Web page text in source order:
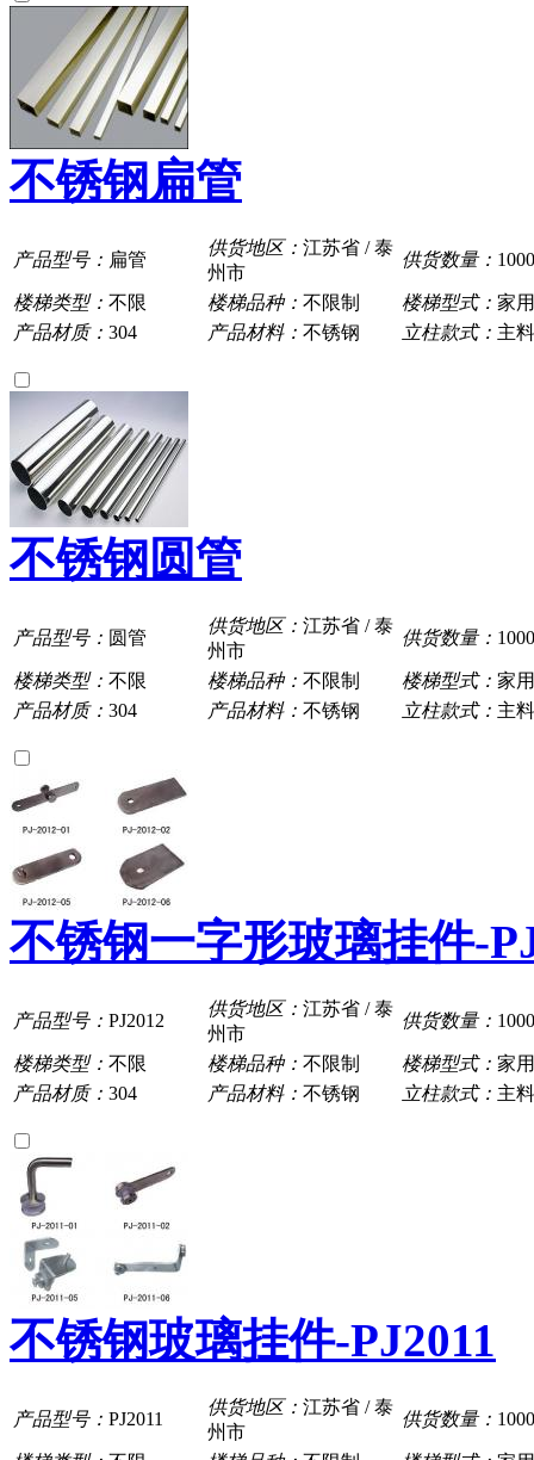
不锈钢扁管
产品型号： 扁管
供货地区： 江苏省 / 泰
州市
供货数量： 1000
楼梯类型： 不限 楼梯品种： 不限制 楼梯型式： 家
产品材质： 304 产品材料： 不锈钢 立柱款式： 主
不锈钢圆管
产品型号： 圆管
供货地区： 江苏省 / 泰
州市
供货数量： 1000
楼梯类型： 不限 楼梯品种： 不限制 楼梯型式： 家
产品材质： 304 产品材料： 不锈钢 立柱款式： 主
不锈钢一字形玻璃挂件-
产品型号： PJ2012
供货地区： 江苏省 / 泰
州市
供货数量： 1000
楼梯类型： 不限 楼梯品种： 不限制 楼梯型式： 家
产品材质： 304 产品材料： 不锈钢 立柱款式： 主
不锈钢玻璃挂件-PJ2011
产品型号： PJ2011
供货地区： 江苏省 / 泰
州市
供货数量： 1000